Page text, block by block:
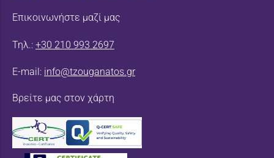
Επικοινωνήστε μαζί μας
Τηλ.: +30 210 993 2697
E-mail: info@tzouganatos.gr
Βρείτε μας στον χάρτη